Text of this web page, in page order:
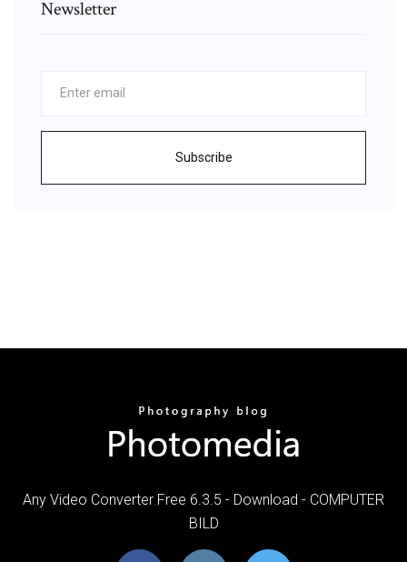
Newsletter
Subscribe
Any Video Converter Free 6.3.5 - Download - COMPUTER
BILD